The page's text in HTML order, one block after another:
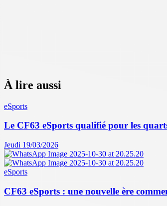
À lire aussi
eSports
Le CF63 eSports qualifié pour les
Jeudi 19/03/2026
eSports
CF63 eSports : une nouvelle ère